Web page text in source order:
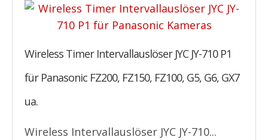
Wireless Timer Intervallauslöser JYC JY-710 P1
für Panasonic FZ200, FZ150, FZ100, G5, G6, GX7
ua.
Wireless Intervallauslöser JYC JY-710...